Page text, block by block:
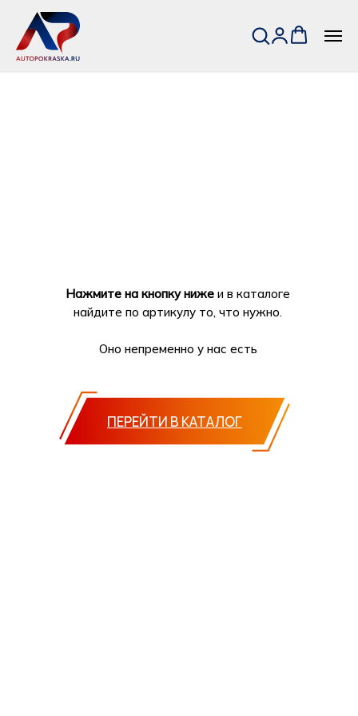
ПЕРЕЙТИ В КАТАЛОГ
Нажмите на кнопку ниже и в каталоге
найдите по артикулу то, что нужно.
Оно непременно у нас есть